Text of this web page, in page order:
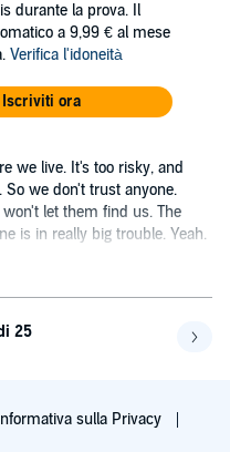
durante la prova. Il
a 9,99 € al mese
Verifica l'idoneità
Iscriviti ora
we live. It's too risky, and
So we don't trust anyone.
let them find us. The
is in really big trouble. Yeah.
25
Informativa sulla Privacy